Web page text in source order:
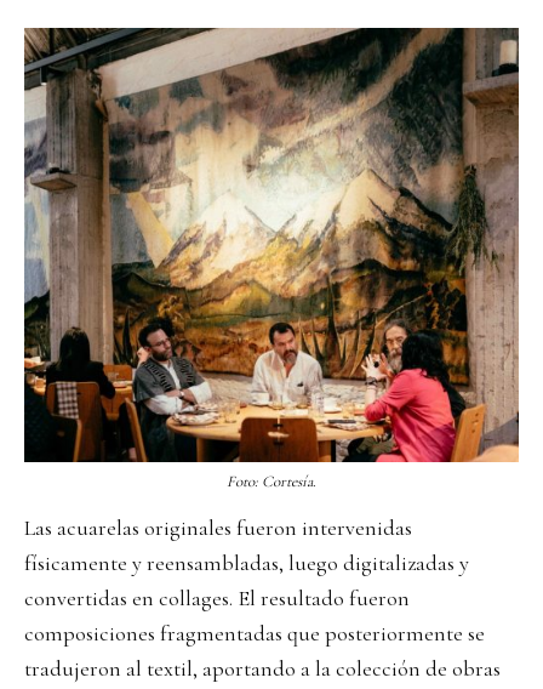
Foto: Cortesía.
Las acuarelas originales fueron intervenidas
físicamente y reensambladas, luego digitalizadas y
convertidas en collages. El resultado fueron
composiciones fragmentadas que posteriormente se
tradujeron al textil, aportando a la colección de obras